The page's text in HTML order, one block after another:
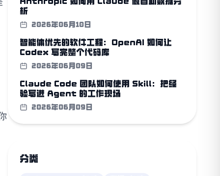
析
2026年06月10日
智能体优先的软件工程：OpenAI 如何让
Codex 写完整个代码库
2026年06月09日
Claude Code 团队如何使用 Skill：把经
验写进 Agent 的工作现场
2026年06月09日
分类